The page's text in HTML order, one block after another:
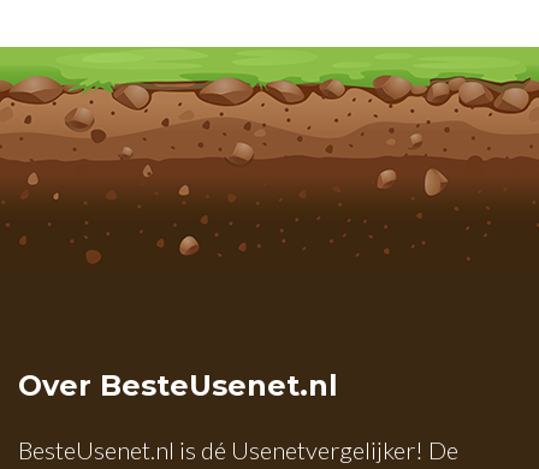
Over BesteUsenet.nl
BesteUsenet.nl is dé Usenetvergelijker! De